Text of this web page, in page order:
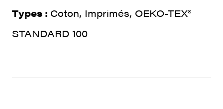
Types : Coton, Imprimés, OEKO-TEX®
STANDARD 100